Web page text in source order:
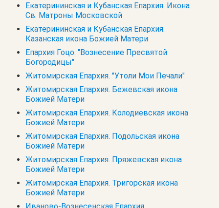
Екатерининская и Кубанская Епархия. Икона
Св. Матроны Московской
Екатерининская и Кубанская Епархия.
Казанская икона Божией Матери
Епархия Гоцо. "Вознесение Пресвятой
Богородицы"
Житомирская Епархия. "Утоли Мои Печали"
Житомирская Епархия. Бежевская икона
Божией Матери
Житомирская Епархия. Колодиевская икона
Божией Матери
Житомирская Епархия. Подольская икона
Божией Матери
Житомирская Епархия. Пряжевская икона
Божией Матери
Житомирская Епархия. Тригорская икона
Божией Матери